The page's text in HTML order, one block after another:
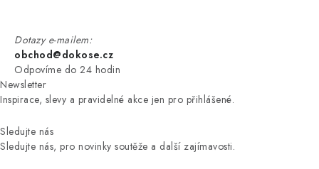
Dotazy e-mailem:
obchod@dokose.cz
Odpovíme do 24 hodin
Newsletter
Inspirace, slevy a pravidelné akce jen pro přihlášené.
Sledujte nás
Sledujte nás, pro novinky soutěže a další zajímavosti.